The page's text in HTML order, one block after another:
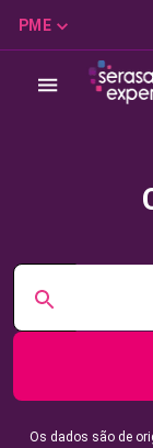
PME
Os dados são de